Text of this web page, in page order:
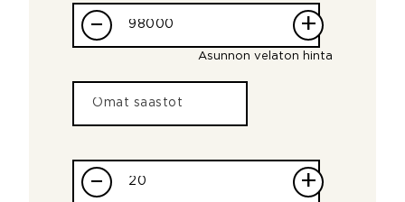
– +
Asunnon velaton hinta
– +